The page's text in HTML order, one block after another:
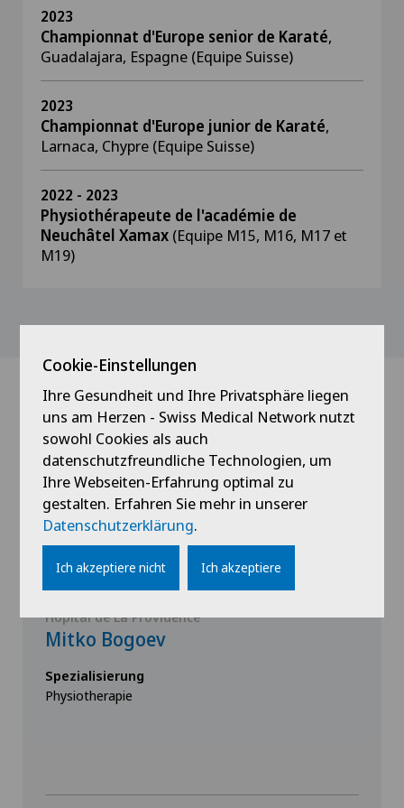
2023
Championnat d'Europe senior de Karaté,
Guadalajara, Espagne (Equipe Suisse)
2023
Championnat d'Europe junior de Karaté,
Larnaca, Chypre (Equipe Suisse)
2022 - 2023
Physiothérapeute de l'académie de
Neuchâtel Xamax (Equipe M15, M16, M17 et
M19)
Ärzte mit dieser
Spezialisierung
Hôpital de La Providence
Mitko Bogoev
Spezialisierung
Physiotherapie
Cookie-Einstellungen
Ihre Gesundheit und Ihre Privatsphäre liegen
uns am Herzen - Swiss Medical Network nutzt
sowohl Cookies als auch
datenschutzfreundliche Technologien, um
Ihre Webseiten-Erfahrung optimal zu
gestalten. Erfahren Sie mehr in unserer
Datenschutzerklärung.
Ich akzeptiere nicht Ich akzeptiere